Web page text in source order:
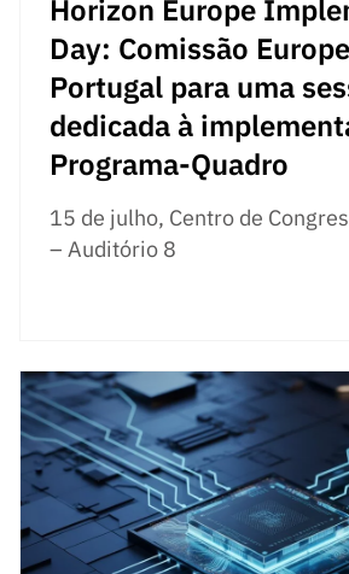
Horizon Europe
Day: Comissão
Portugal para uma
dedicada à
Programa-Quadro
15 de julho, Centro de
– Auditório 8